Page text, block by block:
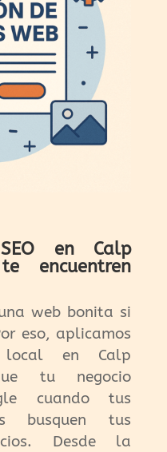
SEO en Calp
encuentren
web bonita si
eso, aplicamos
local en Calp
tu negocio
cuando tus
busquen tus
Desde la